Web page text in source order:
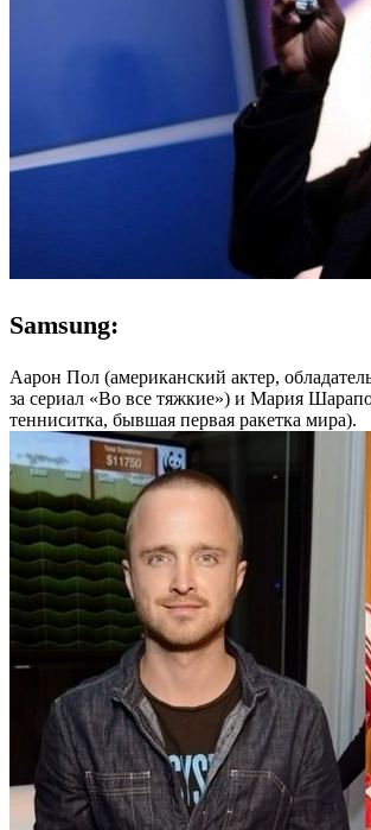
Samsung:
Аарон Пол (американский актер,
за сериал «Во все тяжкие») и Мария
тенниситка, бывшая первая ракетка мира).